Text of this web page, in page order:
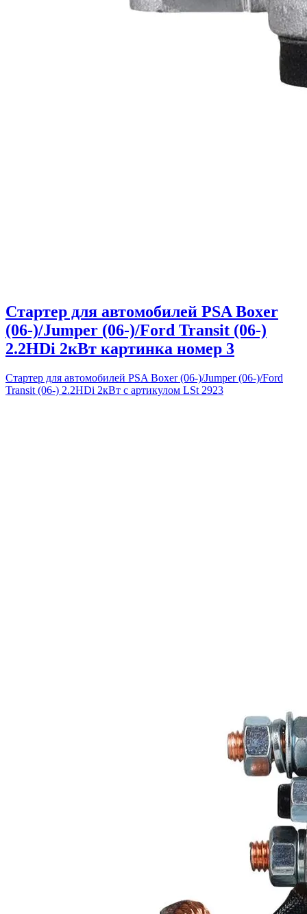
Стартер для автомобилей PSA Boxer
(06-)/Jumper (06-)/Ford Transit (06-)
2.2HDi 2кВт картинка номер 3
Стартер для автомобилей PSA Boxer (06-)/Jumper (06-)/Ford
Transit (06-) 2.2HDi 2кВт с артикулом LSt 2923